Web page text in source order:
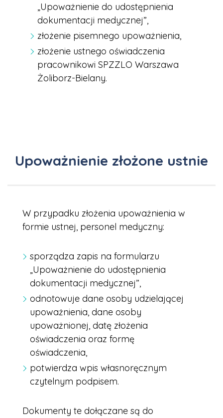
„Upoważnienie do udostępnienia
dokumentacji medycznej”,
złożenie pisemnego upoważnienia,
złożenie ustnego oświadczenia
pracownikowi SPZZLO Warszawa
Żoliborz-Bielany.
Upoważnienie złożone ustnie
W przypadku złożenia upoważnienia w
formie ustnej, personel medyczny:
sporządza zapis na formularzu
„Upoważnienie do udostępnienia
dokumentacji medycznej”,
odnotowuje dane osoby udzielającej
upoważnienia, dane osoby
upoważnionej, datę złożenia
oświadczenia oraz formę
oświadczenia,
potwierdza wpis własnoręcznym
czytelnym podpisem.
Dokumenty te dołączane są do